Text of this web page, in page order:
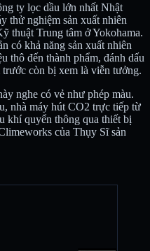
ty lọc dầu lớn nhất Nhật
thử nghiệm sản xuất nhiên
thuật Trung tâm ở Yokohama.
có khả năng sản xuất nhiên
thô đến thành phẩm, đánh dấu
còn bị xem là viễn tưởng.
nghe có vẻ như phép màu.
nhà máy hút CO2 trực tiếp từ
khí quyển thông qua thiết bị
của Thụy Sĩ sản